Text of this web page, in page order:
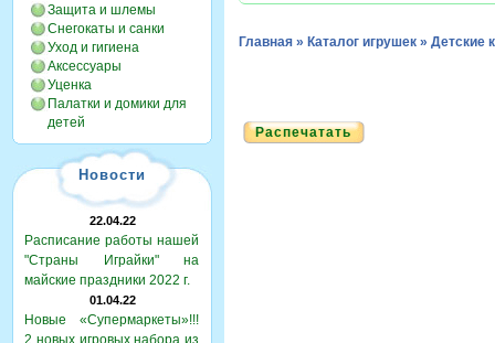
Защита и шлемы
Снегокаты и санки
Уход и гигиена
Аксессуары
Уценка
Палатки и домики для
детей
Новости
22.04.22
Расписание работы нашей
"Страны Играйки" на
майские праздники 2022 г.
01.04.22
Новые «Супермаркеты»!!!
2 новых игровых набора из
Главная » Каталог игрушек » Детские
Распечатать